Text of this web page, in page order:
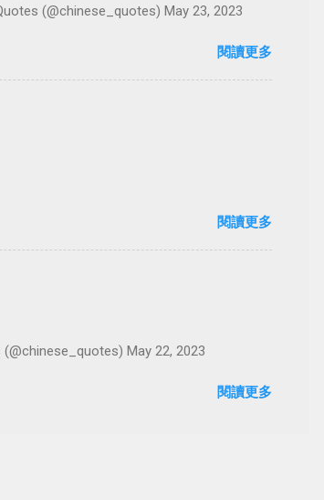
(@chinese_quotes) May 23, 2023
閱讀更多
閱讀更多
May 22, 2023
閱讀更多